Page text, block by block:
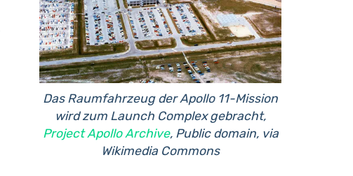
Das Raumfahrzeug der Apollo 11-Mission
wird zum Launch Complex gebracht,
Project Apollo Archive, Public domain, via
Wikimedia Commons